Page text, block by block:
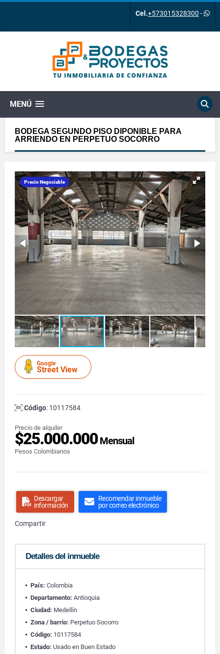
Cel.+573015328300 -
MENÚ
BODEGA SEGUNDO PISO DIPONIBLE PARA
ARRIENDO EN PERPETUO SOCORRO
Precio Negociable
Google
Street View
Código: 10117584
Precio de alquiler
$25.000.000Mensual
Pesos Colombianos
Descargar
información
Recomendar inmueble
por correo electrónico
Compartir
Detalles del inmueble
País: Colombia
Departamento: Antioquia
Ciudad: Medellín
Zona / barrio: Perpetuo Socorro
Código: 10117584
Estado: Usado en Buen Estado